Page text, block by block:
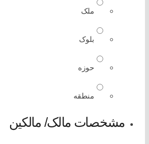
ملک
بلوک
حوزه
منطقه
مشخصات مالک/ مالکین